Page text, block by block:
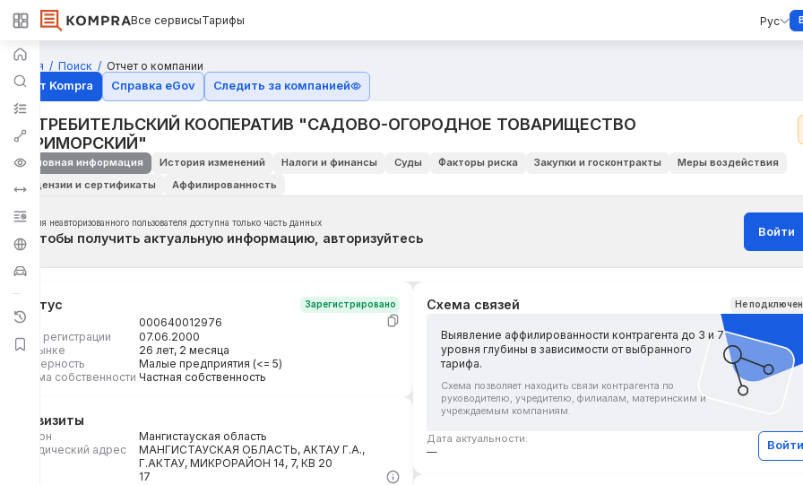
Все сервисыТарифы Рус
Главная Поиск
Отчет о компании
Отчёт Kompra
Справка eGov Следить за компанией
ПОТРЕБИТЕЛЬСКИЙ КООПЕРАТИВ "САДОВО-ОГОРОДНОЕ ТОВАРИЩЕСТВО
"ПРИМОРСКИЙ"
Основная информация История изменений Налоги и финансы Суды Факторы риска Закупки и госконтракты
Меры воздействия
Лицензии и сертификаты
Аффилированность
Для неавторизованного пользователя доступна только часть данных
Чтобы получить актуальную информацию, авторизуйтесь Войти
Статус Зарегистрировано
БИН
000640012976
Дата регистрации
07.06.2000
На рынке
26 лет, 2 месяца
Размерность
Малые предприятия (<= 5)
Форма собственности Частная собственность
Реквизиты
Регион
Мангистауская область
Юридический адрес
МАНГИСТАУСКАЯ ОБЛАСТЬ, АКТАУ Г.А.,
Г.АКТАУ, МИКРОРАЙОН 14, 7, КВ 20
17
Схема связей Не
Выявление аффилированности контрагента до 3 и 7
уровня глубины в зависимости от выбранного
тарифа.
Схема позволяет находить связи контрагента по
руководителю, учредителю, филиалам, материнским и
учреждаемым компаниям.
Дата актуальности:
—
Войти